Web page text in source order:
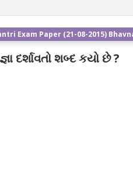
Exam Paper (21-08-2015)
દર્શાવતો શબ્દ કયો છે ?